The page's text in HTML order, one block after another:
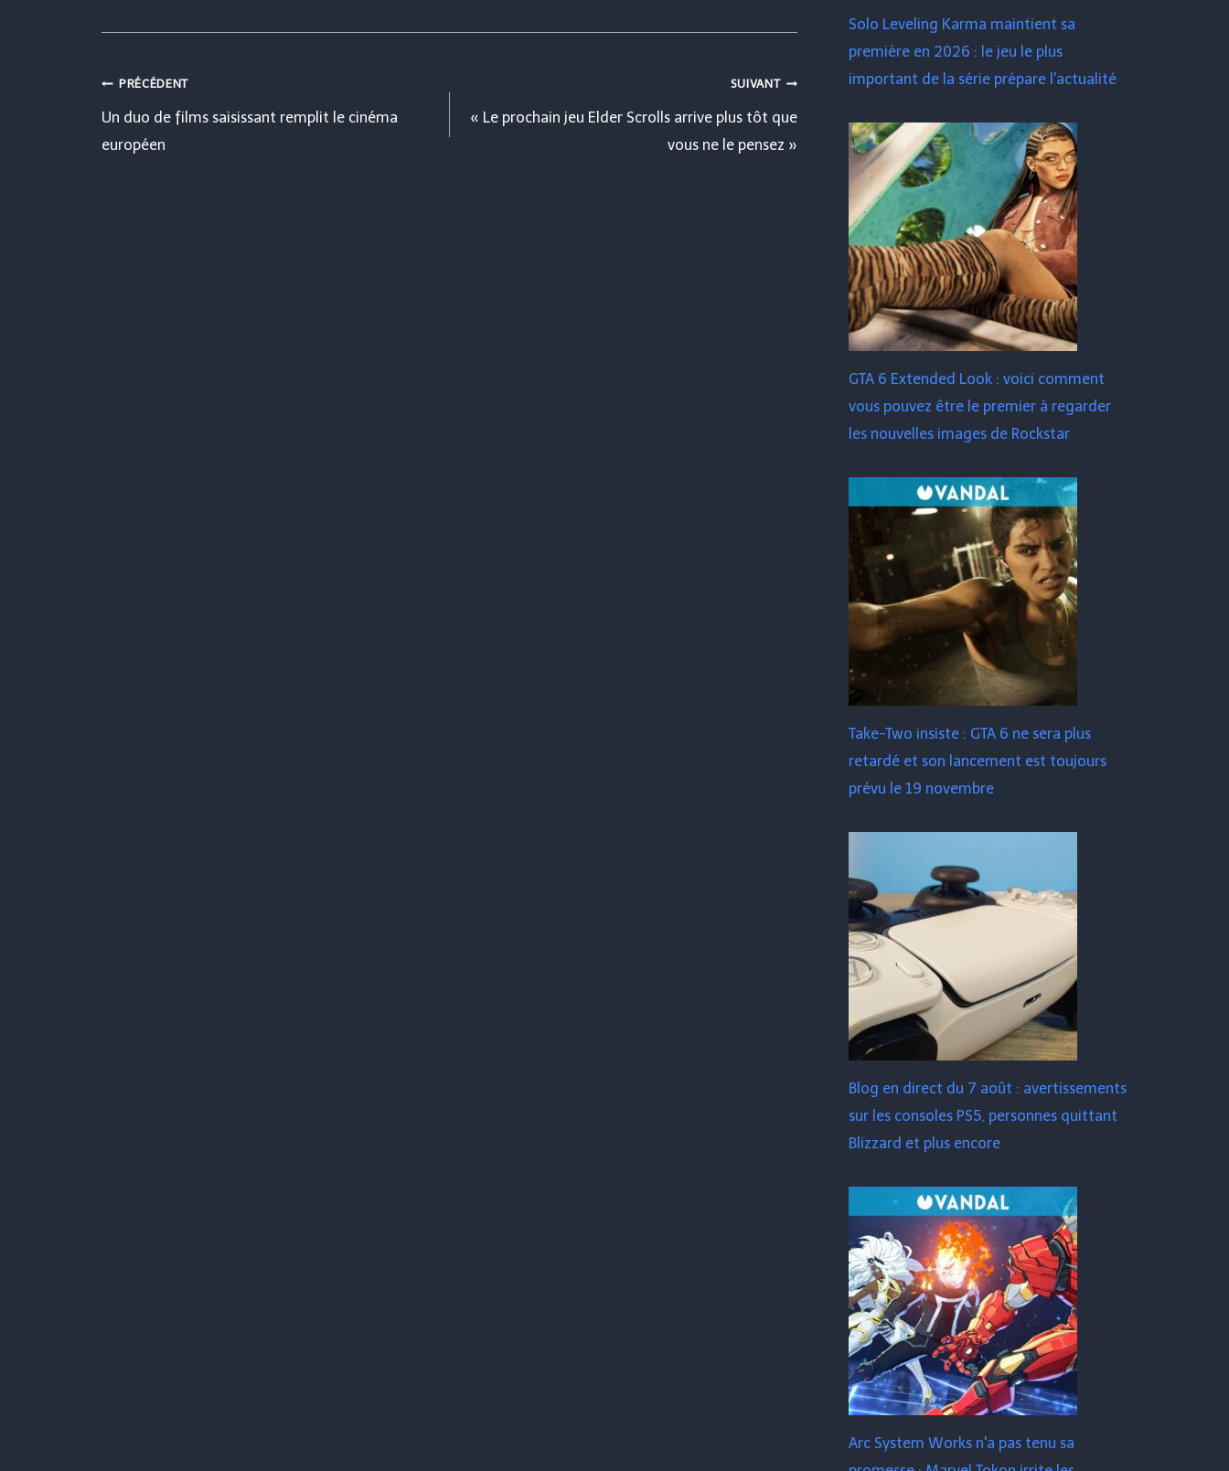
Navigation
de
PRÉCÉDENT
Un duo de films saisissant remplit le cinéma
européen
SUIVANT
« Le prochain jeu Elder Scrolls arrive plus tôt que
vous ne le pensez »
Solo Leveling Karma maintient sa
première en 2026 : le jeu le plus
important de la série prépare l'actualité
GTA 6 Extended Look : voici comment
vous pouvez être le premier à regarder
les nouvelles images de Rockstar
Take-Two insiste : GTA 6 ne sera plus
retardé et son lancement est toujours
prévu le 19 novembre
Blog en direct du 7 août : avertissements
sur les consoles PS5, personnes quittant
Blizzard et plus encore
Arc System Works n'a pas tenu sa